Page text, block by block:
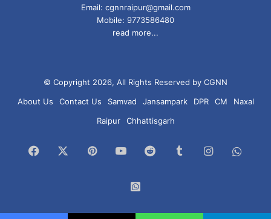
Email: cgnnraipur@gmail.com
Mobile: 9773586480
read more...
© Copyright 2026, All Rights Reserved by CGNN
About Us
Contact Us Samvad Jansampark DPR CM
Naxal
Raipur
Chhattisgarh
Facebook PinterestYouTubeReddit TumblrInstagram
Group